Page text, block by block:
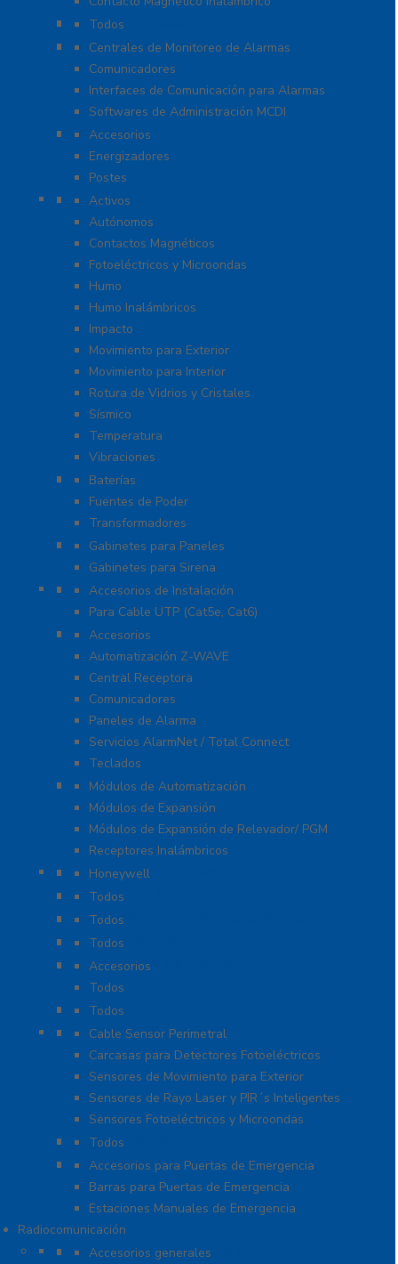
Control de Acceso
Todos
Centrales de Monitoreo
Centrales de Monitoreo de Alarmas
Comunicadores
Interfaces de Comunicación para Alarmas
Softwares de Administración MCDI
Cercas
Accesorios
Energizadores
Postes
Detectores / Sensores
Activos
Autónomos
Contactos Magnéticos
Fotoeléctricos y Microondas
Humo
Humo Inalámbricos
Impacto
Movimiento para Exterior
Movimiento para Interior
Rotura de Vidrios y Cristales
Sísmico
Temperatura
Vibraciones
Energía
Baterías
Fuentes de Poder
Transformadores
Gabinetes y Carcasas
Gabinetes para Paneles
Gabinetes para Sirena
Herramientas
Accesorios de Instalación
Para Cable UTP (Cat5e, Cat6)
Honeywell Total Connect
Accesorios
Automatización Z-WAVE
Central Receptora
Comunicadores
Paneles de Alarma
Servicios AlarmNet / Total Connect
Teclados
Módulos de Expansión
Módulos de Automatización
Módulos de Expansión
Módulos de Expansión de Relevador/ PGM
Receptores Inalámbricos
Megafonía y Audioevacuación
Honeywell
Paneles de Alarma
Todos
Protección Contra Sobretensiones
Todos
Videoverificación
Todos
Generadores de Niebla
Accesorios
Todos
Teclados
Todos
Protección Perimetral
Cable Sensor Perimetral
Carcasas para Detectores Fotoeléctricos
Sensores de Movimiento para Exterior
Sensores de Rayo Laser y PIR´s Inteligentes
Sensores Fotoeléctricos y Microondas
Señalamientos
Todos
Sistemas de Emergencia
Accesorios para Puertas de Emergencia
Barras para Puertas de Emergencia
Estaciones Manuales de Emergencia
Radiocomunicación
Accesorios para Hytera (HYT)
Accesorios generales